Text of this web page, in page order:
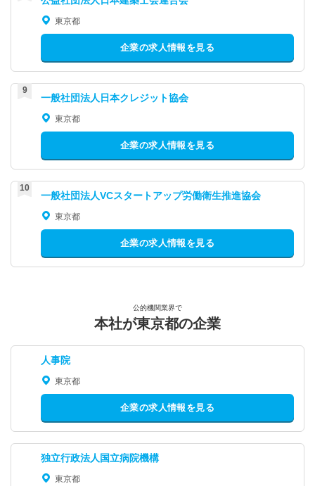
東京都
企業の求人情報を見る
一般社団法人日本クレジット協会
東京都
企業の求人情報を見る
一般社団法人VCスタートアップ労働衛生推進協会
東京都
企業の求人情報を見る
公的機関業界で
本社が東京都の企業
人事院
東京都
企業の求人情報を見る
独立行政法人国立病院機構
東京都